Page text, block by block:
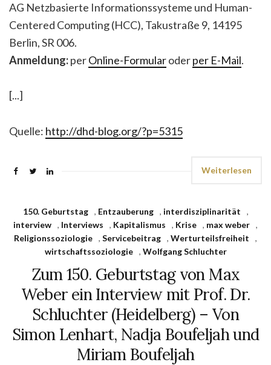
AG Netzbasierte Informationssysteme und Human-
Centered Computing (HCC), Takustraße 9, 14195
Berlin, SR 006.
Anmeldung:perOnline-Formularoderper E-Mail.
[...]
Quelle: http://dhd-blog.org/?p=5315
Weiterlesen
150. Geburtstag , Entzauberung , interdisziplinarität
,
interview , Interviews , Kapitalismus , Krise , max weber ,
Religionssoziologie , Servicebeitrag , Werturteilsfreiheit
,
wirtschaftssoziologie
, Wolfgang Schluchter
Zum 150. Geburtstag von Max
Weber ein Interview mit Prof. Dr.
Schluchter (Heidelberg) – Von
Simon Lenhart, Nadja Boufeljah und
Miriam Boufeljah